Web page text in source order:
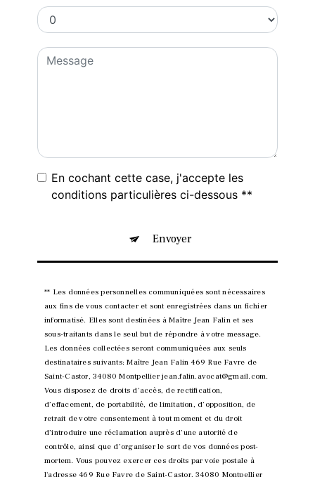
En cochant cette case, j'accepte les
conditions particulières ci-dessous **
Envoyer
** Les données personnelles communiquées sont nécessaires
aux fins de vous contacter et sont enregistrées dans un fichier
informatisé. Elles sont destinées à Maître Jean Falin et ses
sous-traitants dans le seul but de répondre à votre message.
Les données collectées seront communiquées aux seuls
destinataires suivants: Maître Jean Falin 469 Rue Favre de
Saint-Castor, 34080 Montpellier jean.falin.avocat@gmail.com.
Vous disposez de droits d’accès, de rectification,
d’effacement, de portabilité, de limitation, d’opposition, de
retrait de votre consentement à tout moment et du droit
d’introduire une réclamation auprès d’une autorité de
contrôle, ainsi que d’organiser le sort de vos données post-
mortem. Vous pouvez exercer ces droits par voie postale à
l'adresse 469 Rue Favre de Saint-Castor, 34080 Montpellier